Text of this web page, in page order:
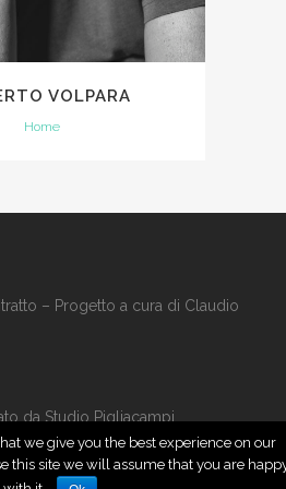
VOLPARA
Home
– Progetto a cura di Claudio
da Studio Pigliacampi
we give you the best experience on our
this site we will assume that you are